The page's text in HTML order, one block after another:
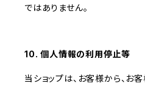
ではありません。
10. 個人情報の利用停止等
当ショップは、お客様から、お